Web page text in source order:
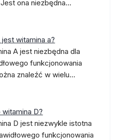
ona niezbędna…
witamina a?
A jest niezbędna dla
funkcjonowania
znaleźć w wielu…
witamina D?
D jest niezwykle istotna
funkcjonowania